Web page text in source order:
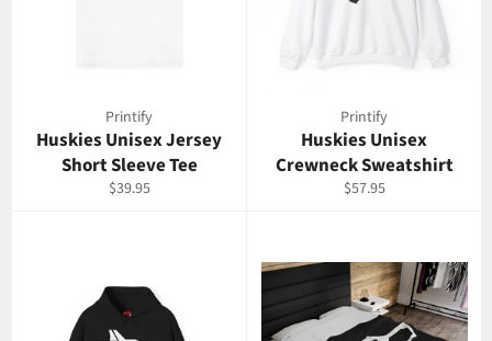
Printify
Huskies Unisex Jersey
Short Sleeve Tee
Prix
$39.95
Printify
Huskies Unisex
Crewneck Sweatshirt
Prix
$57.95